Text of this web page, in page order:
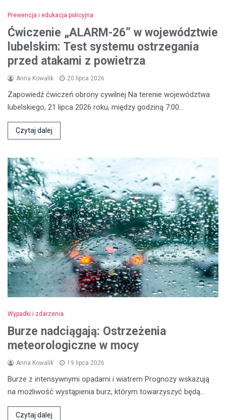
Prewencja i edukacja policyjna
Ćwiczenie „ALARM-26” w województwie
lubelskim: Test systemu ostrzegania
przed atakami z powietrza
Anna Kowalik 20 lipca 2026
Zapowiedź ćwiczeń obrony cywilnej Na terenie województwa
lubelskiego, 21 lipca 2026 roku, między godziną 7:00…
Czytaj dalej
Wypadki i zdarzenia
Burze nadciągają: Ostrzeżenia
meteorologiczne w mocy
Anna Kowalik 19 lipca 2026
Burze z intensywnymi opadami i wiatrem Prognozy wskazują
na możliwość wystąpienia burz, którym towarzyszyć będą…
Czytaj dalej